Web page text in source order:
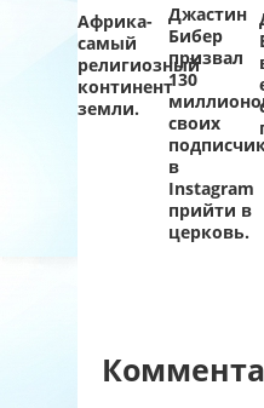
Африка-
самый
религиозный
континент
земли.
Джастин
Бибер
призвал
130
своих
в
Instagram
прийти в
церковь.